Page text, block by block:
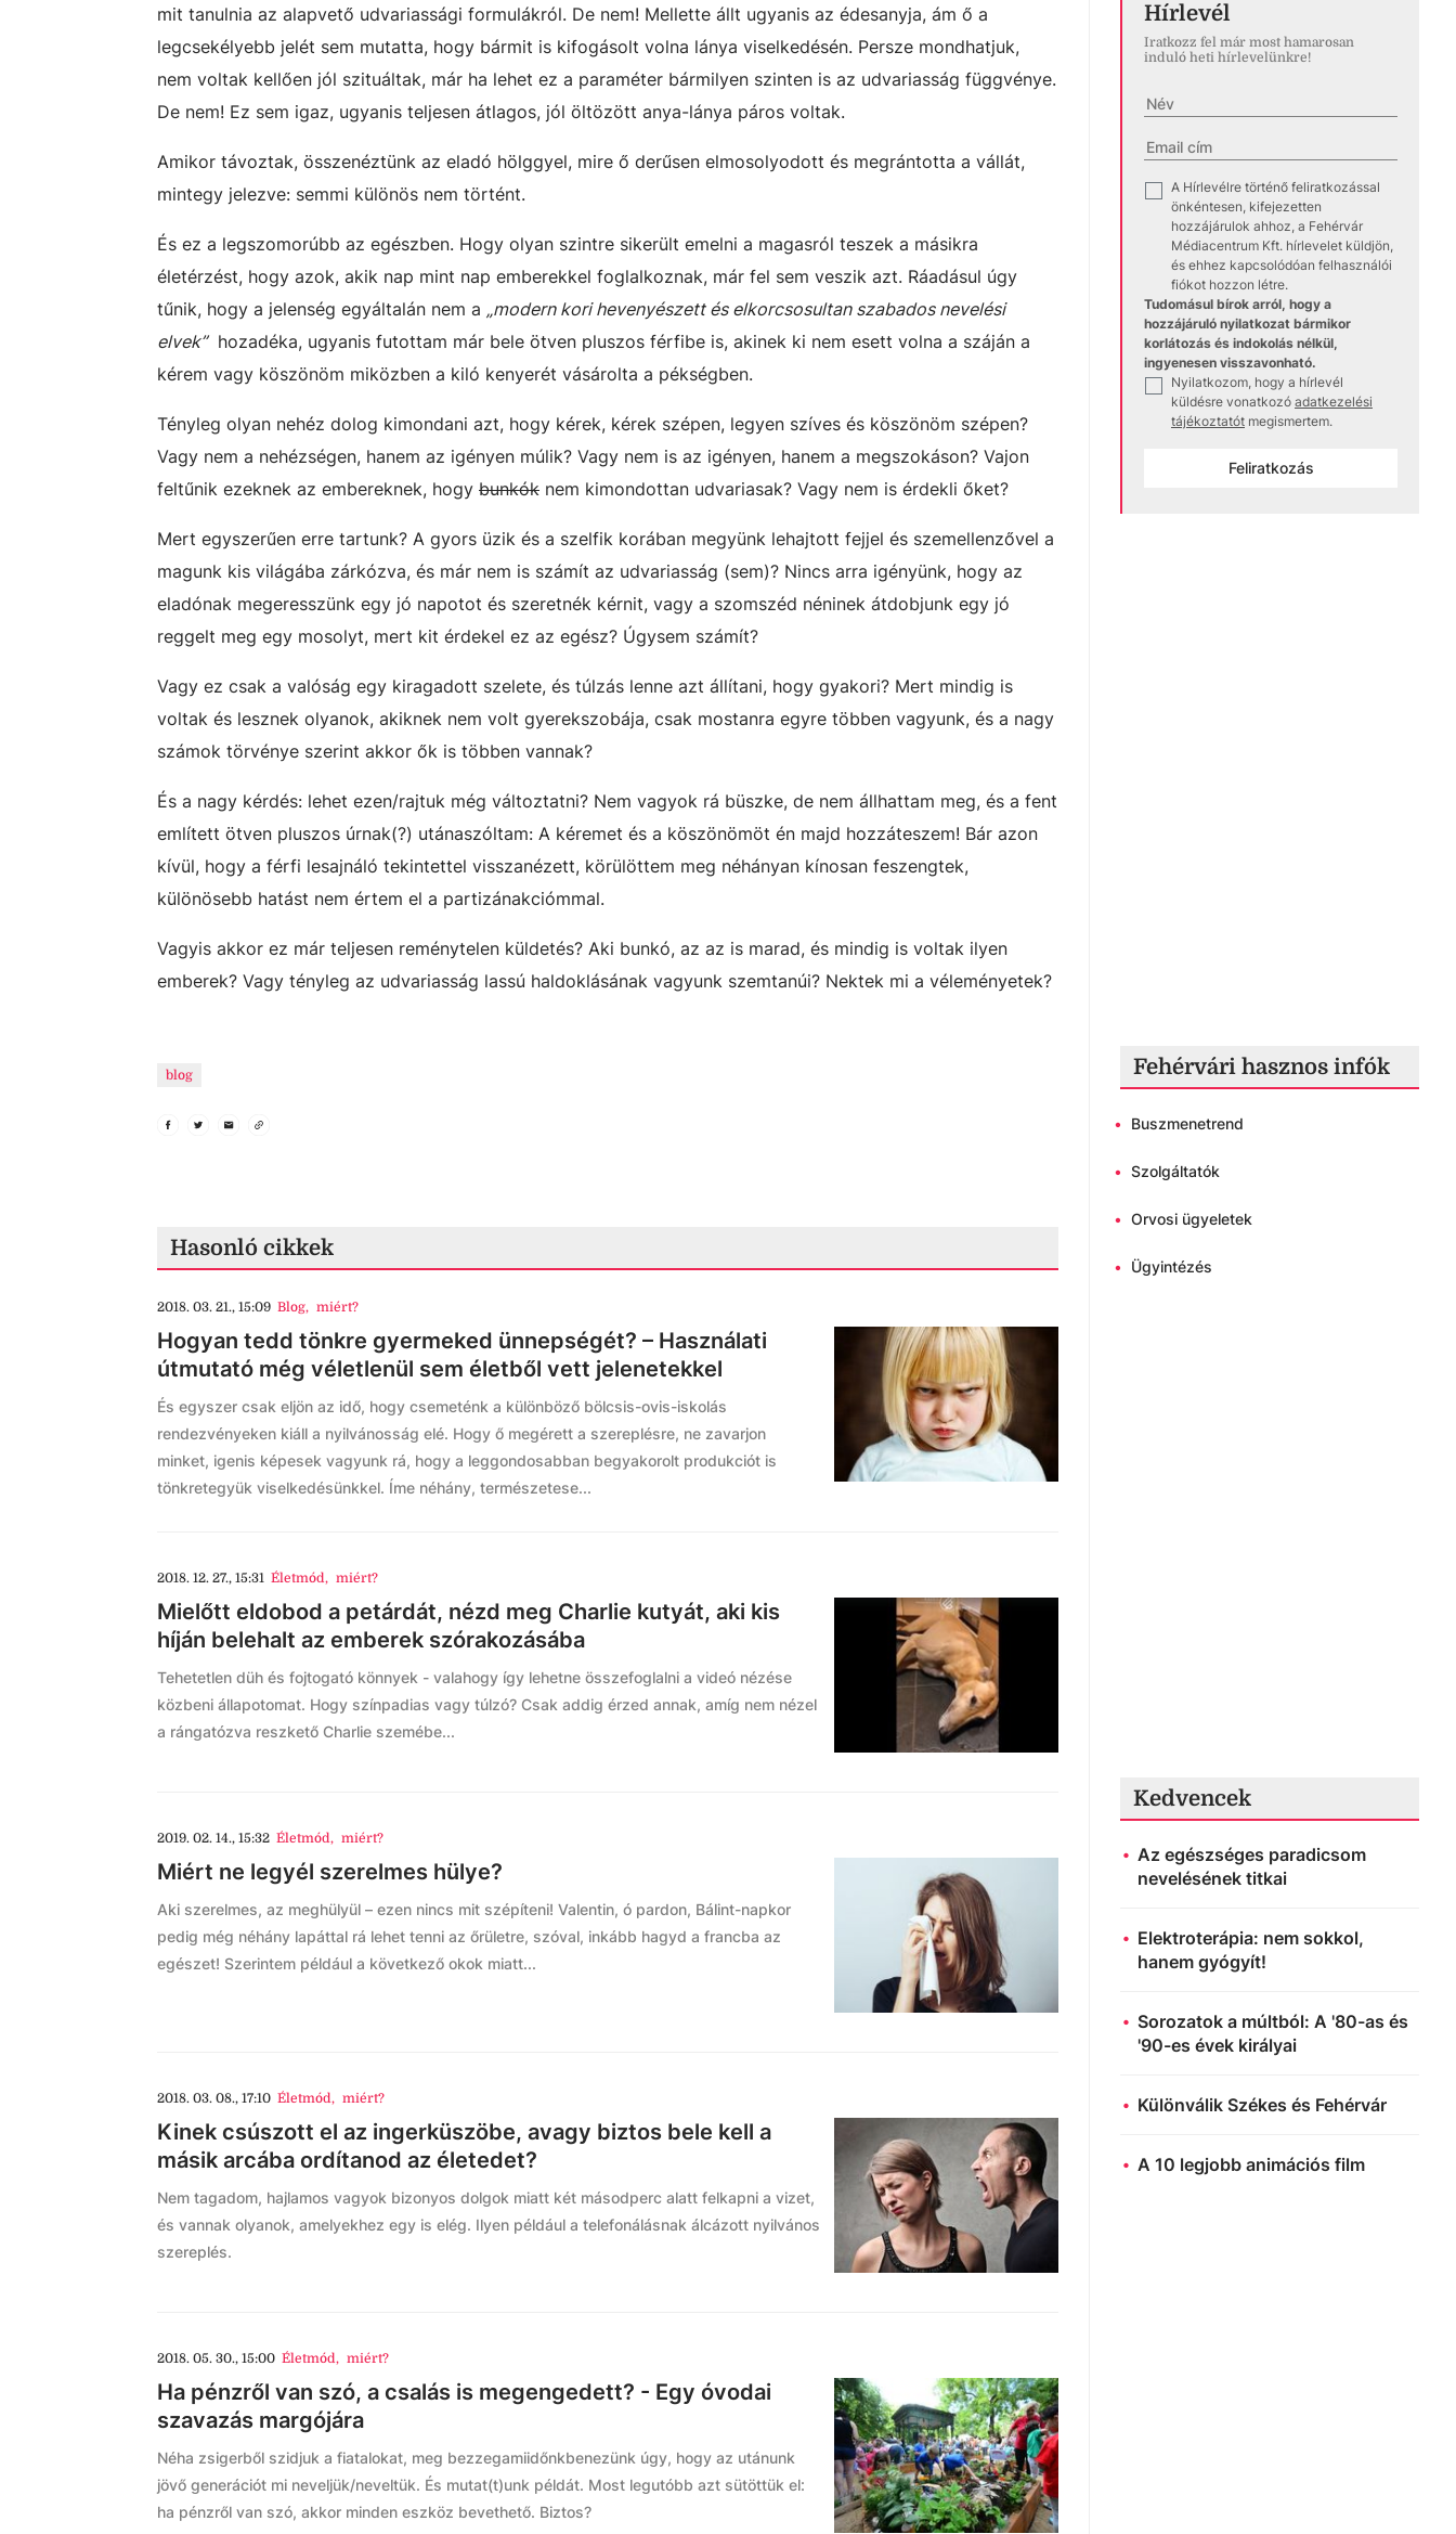
mit tanulnia az alapvető udvariassági formulákról. De nem! Mellette állt ugyanis az édesanyja, ám ő a
legcsekélyebb jelét sem mutatta, hogy bármit is kifogásolt volna lánya viselkedésén. Persze mondhatjuk,
nem voltak kellően jól szituáltak, már ha lehet ez a paraméter bármilyen szinten is az udvariasság függvénye.
De nem! Ez sem igaz, ugyanis teljesen átlagos, jól öltözött anya-lánya páros voltak.
Amikor távoztak, összenéztünk az eladó hölggyel, mire ő derűsen elmosolyodott és megrántotta a vállát,
mintegy jelezve: semmi különös nem történt.
És ez a legszomorúbb az egészben. Hogy olyan szintre sikerült emelni a magasról teszek a másikra
életérzést, hogy azok, akik nap mint nap emberekkel foglalkoznak, már fel sem veszik azt. Ráadásul úgy
tűnik, hogy a jelenség egyáltalán nem a „modern kori hevenyészett és elkorcsosultan szabados nevelési
elvek”hozadéka, ugyanis futottam már bele ötven pluszos férfibe is, akinek ki nem esett volna a száján a
kérem vagy köszönöm miközben a kiló kenyerét vásárolta a pékségben.
Tényleg olyan nehéz dolog kimondani azt, hogy kérek, kérek szépen, legyen szíves és köszönöm szépen?
Vagy nem a nehézségen, hanem az igényen múlik? Vagy nem is az igényen, hanem a megszokáson? Vajon
feltűnik ezeknek az embereknek, hogy bunkók nem kimondottan udvariasak? Vagy nem is érdekli őket?
Mert egyszerűen erre tartunk? A gyors üzik és a szelfik korában megyünk lehajtott fejjel és szemellenzővel a
magunk kis világába zárkózva, és már nem is számít az udvariasság (sem)? Nincs arra igényünk, hogy az
eladónak megeresszünk egy jó napotot és szeretnék kérnit, vagy a szomszéd néninek átdobjunk egy jó
reggelt meg egy mosolyt, mert kit érdekel ez az egész? Úgysem számít?
Vagy ez csak a valóság egy kiragadott szelete, és túlzás lenne azt állítani, hogy gyakori? Mert mindig is
voltak és lesznek olyanok, akiknek nem volt gyerekszobája, csak mostanra egyre többen vagyunk, és a nagy
számok törvénye szerint akkor ők is többen vannak?
És a nagy kérdés: lehet ezen/rajtuk még változtatni? Nem vagyok rá büszke, de nem állhattam meg, és a fent
említett ötven pluszos úrnak(?) utánaszóltam: A kéremet és a köszönömöt én majd hozzáteszem! Bár azon
kívül, hogy a férfi lesajnáló tekintettel visszanézett, körülöttem meg néhányan kínosan feszengtek,
különösebb hatást nem értem el a partizánakciómmal.
Vagyis akkor ez már teljesen reménytelen küldetés? Aki bunkó, az az is marad, és mindig is voltak ilyen
emberek? Vagy tényleg az udvariasság lassú haldoklásának vagyunk szemtanúi? Nektek mi a véleményetek?
blog
Hasonló cikkek
2018. 03. 21., 15:09 Blog, miért?
Hogyan tedd tönkre gyermeked ünnepségét? – Használati
útmutató még véletlenül sem életből vett jelenetekkel
És egyszer csak eljön az idő, hogy csemeténk a különböző bölcsis-ovis-iskolás
rendezvényeken kiáll a nyilvánosság elé. Hogy ő megérett a szereplésre, ne zavarjon
minket, igenis képesek vagyunk rá, hogy a leggondosabban begyakorolt produkciót is
tönkretegyük viselkedésünkkel. Íme néhány, természetese...
2018. 12. 27., 15:31 Életmód, miért?
Mielőtt eldobod a petárdát, nézd meg Charlie kutyát, aki kis
híján belehalt az emberek szórakozásába
Tehetetlen düh és fojtogató könnyek - valahogy így lehetne összefoglalni a videó nézése
közbeni állapotomat. Hogy színpadias vagy túlzó? Csak addig érzed annak, amíg nem nézel
a rángatózva reszkető Charlie szemébe...
2019. 02. 14., 15:32 Életmód, miért?
Miért ne legyél szerelmes hülye?
Aki szerelmes, az meghülyül – ezen nincs mit szépíteni! Valentin, ó pardon, Bálint-napkor
pedig még néhány lapáttal rá lehet tenni az őrületre, szóval, inkább hagyd a francba az
egészet! Szerintem például a következő okok miatt...
2018. 03. 08., 17:10 Életmód, miért?
Kinek csúszott el az ingerküszöbe, avagy biztos bele kell a
másik arcába ordítanod az életedet?
Nem tagadom, hajlamos vagyok bizonyos dolgok miatt két másodperc alatt felkapni a vizet,
és vannak olyanok, amelyekhez egy is elég. Ilyen például a telefonálásnak álcázott nyilvános
szereplés.
2018. 05. 30., 15:00 Életmód, miért?
Ha pénzről van szó, a csalás is megengedett? - Egy óvodai
szavazás margójára
Néha zsigerből szidjuk a fiatalokat, meg bezzegamiidőnkbenezünk úgy, hogy az utánunk
jövő generációt mi neveljük/neveltük. És mutat(t)unk példát. Most legutóbb azt sütöttük el:
ha pénzről van szó, akkor minden eszköz bevethető. Biztos?
Hírlevél
Iratkozz fel már most hamarosan
induló heti hírlevelünkre!
A Hírlevélre történő feliratkozással
önkéntesen, kifejezetten
hozzájárulok ahhoz, a Fehérvár
Médiacentrum Kft. hírlevelet küldjön,
és ehhez kapcsolódóan felhasználói
fiókot hozzon létre.
Tudomásul bírok arról, hogy a
hozzájáruló nyilatkozat bármikor
korlátozás és indokolás nélkül,
ingyenesen visszavonható.
Nyilatkozom, hogy a hírlevél
küldésre vonatkozó adatkezelési
tájékoztatót megismertem.
Feliratkozás
Fehérvári hasznos infók
• Buszmenetrend
• Szolgáltatók
• Orvosi ügyeletek
• Ügyintézés
Kedvencek
Az egészséges paradicsom
nevelésének titkai
Elektroterápia: nem sokkol,
hanem gyógyít!
Sorozatok a múltból: A '80-as és
'90-es évek királyai
Különválik Székes és Fehérvár
A 10 legjobb animációs film